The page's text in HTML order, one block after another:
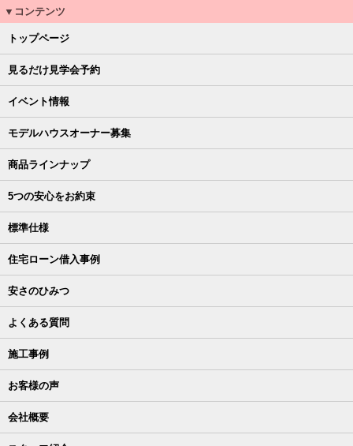
▼コンテンツ
トップページ
見るだけ見学会予約
イベント情報
モデルハウスオーナー募集
商品ラインナップ
5つの安心をお約束
標準仕様
住宅ローン借入事例
安さのひみつ
よくある質問
施工事例
お客様の声
会社概要